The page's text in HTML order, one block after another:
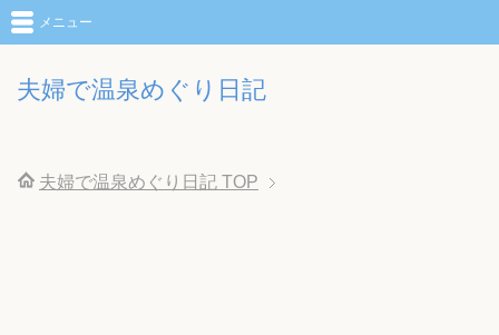
夫婦で温泉めぐり日記
メニュー
夫婦で温泉めぐり日記 TOP